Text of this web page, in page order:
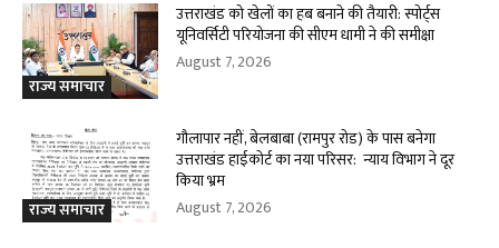
राज्य समाचार
उत्तराखंड को खेलों का हब बनाने की तैयारी: स्पोर्ट्स
यूनिवर्सिटी परियोजना की सीएम धामी ने की समीक्षा
August 7, 2026
राज्य समाचार
गौलापार नहीं, बेलबाबा (रामपुर रोड) के पास बनेगा
उत्तराखंड हाईकोर्ट का नया परिसर: न्याय विभाग ने दूर
किया भ्रम
August 7, 2026